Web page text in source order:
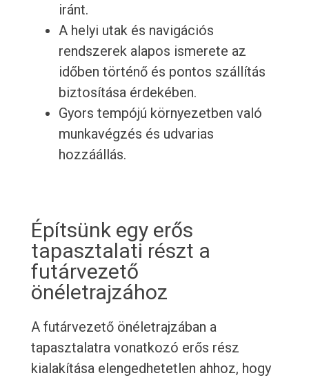
iránt.
A helyi utak és navigációs
rendszerek alapos ismerete az
időben történő és pontos szállítás
biztosítása érdekében.
Gyors tempójú környezetben való
munkavégzés és udvarias
hozzáállás.
Építsünk egy erős
tapasztalati részt a
futárvezető
önéletrajzához
A futárvezető önéletrajzában a
tapasztalatra vonatkozó erős rész
kialakítása elengedhetetlen ahhoz, hogy